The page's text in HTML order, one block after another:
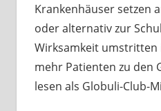
Krankenhäuser setzen
oder alternativ zur
Wirksamkeit umstritten
mehr Patienten zu den
lesen als Globuli-Club-